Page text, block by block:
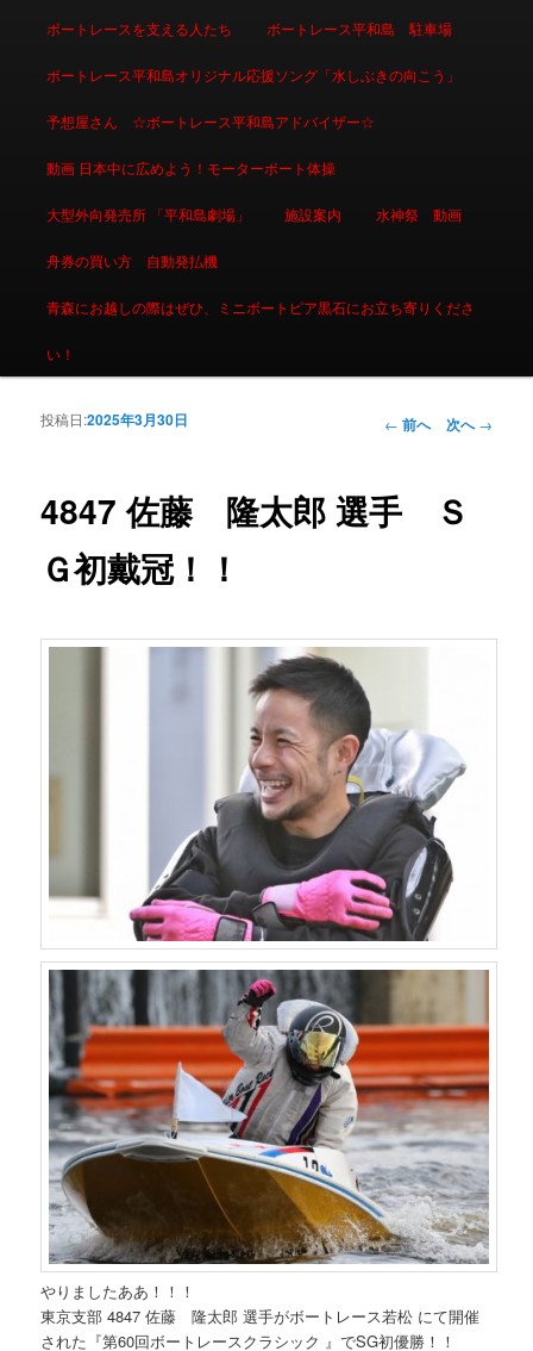
ボートレースを支える人たち ボートレース平和島 駐車場
ボートレース平和島オリジナル応援ソング「水しぶきの向こう」
予想屋さん ☆ボートレース平和島アドバイザー☆
動画 日本中に広めよう！モーターボート体操
大型外向発売所 「平和島劇場」 施設案内 水神祭 動画
舟券の買い方 自動発払機
青森にお越しの際はぜひ、ミニボートピア黒石にお立ち寄りくださ
い！
投稿ナビゲーシ
← 前へ 次へ→
4847 佐藤 隆太郎 選手 Ｓ
Ｇ初戴冠！！
投稿日:2025年3月30日
やりましたああ！！！
東京支部 4847 佐藤 隆太郎 選手がボートレース若松 にて開催
された『第60回ボートレースクラシック 』でSG初優勝！！